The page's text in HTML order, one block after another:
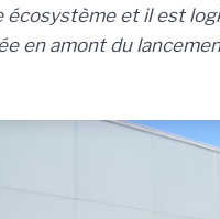
et il est
en amont du